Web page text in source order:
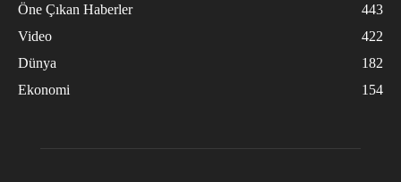
Öne Çıkan Haberler
443
Video
422
Dünya
182
Ekonomi
154